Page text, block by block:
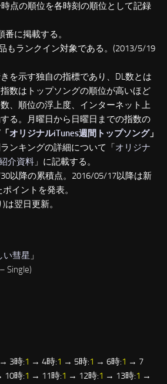
点の順位を各時刻の順位として記録
番に掲載する。
品もランクイン対象である。(2013/5/19
を示す独自の指標であり、DL数とは
数はトップソングの順位が高いほど
、順位の浮上度、インターネット上
る。月曜日から日曜日までの指数の
「オリジナルiTunes週間トップソング」
ンキングの詳細について「オリジナ
介資料 」に記載する。
以降の累積点。2016/05/17以降は新
イントを発表。
は翌日更新。
い彗星 」
Single)
→ 3時:1 → 4時:1 → 5時:1 → 6時:1 → 7
10時:1 → 11時:1 → 12時:1 → 13時:1 →